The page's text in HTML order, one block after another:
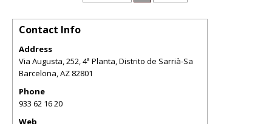
Contact Info
Address
Via Augusta, 252, 4ª Planta, Distrito de Sarrià-Sa
Barcelona,AZ 82801
Phone
933 62 16 20
Web